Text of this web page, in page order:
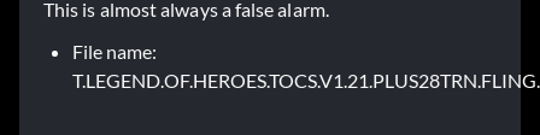
This is almost always a false alarm.
File name: